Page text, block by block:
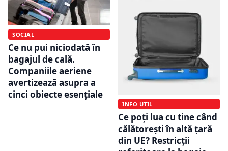
SOCIAL
Ce nu pui niciodată în
bagajul de cală.
Companiile aeriene
avertizează asupra a
cinci obiecte esențiale
INFO UTIL
Ce poți lua cu tine când
călătorești în altă țară
din UE? Restricții